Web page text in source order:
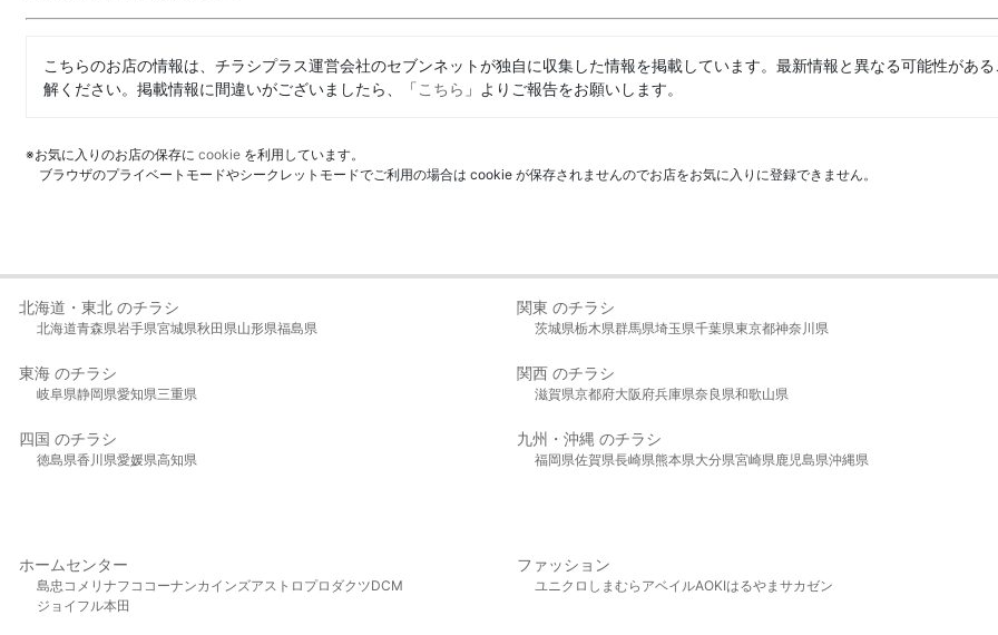
こちらのお店の情報は、チラシプラス運営会社のセブンネットが独自に収集した情報を掲載しています。最新情報と異なる可能性があ
解ください。掲載情報に間違いがございましたら、「こちら 」よりご報告をお願いします。
※お気に入りのお店の保存に cookie を利用しています。
ブラウザのプライベートモードやシークレットモードでご利用の場合は cookie が保存されませんのでお店をお気に入りに登録できません。
北海道・東北 のチラシ
北海道青森県岩手県宮城県秋田県山形県福島県
関東 のチラシ
茨城県栃木県群馬県埼玉県千葉県東京都神奈川県
東海 のチラシ
岐阜県静岡県愛知県三重県
関西 のチラシ
滋賀県京都府大阪府兵庫県奈良県和歌山県
四国 のチラシ
徳島県香川県愛媛県高知県
九州・沖縄 のチラシ
福岡県佐賀県長崎県熊本県大分県宮崎県鹿児島県沖縄県
ホームセンター
島忠 コメリ ナフコ コーナンカインズアストロプロダクツDCM
ジョイフル本田
ファッション
ユニクロ しまむら アベイルAOKIはるやま サカゼン